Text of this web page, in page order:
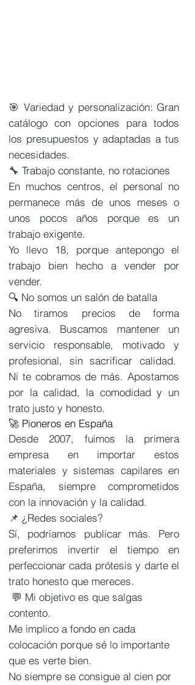
🎯 Variedad y personalización: Gran
catálogo con opciones para todos
los presupuestos y adaptadas a tus
necesidades.
🔧 Trabajo constante, no rotaciones
En muchos centros, el personal no
permanece más de unos meses o
unos pocos años porque es un
trabajo exigente.
Yo llevo 18, porque antepongo el
trabajo bien hecho a vender por
vender.
🔍 No somos un salón de batalla
No tiramos precios de forma
agresiva. Buscamos mantener un
servicio responsable, motivado y
profesional, sin sacrificar calidad.
Ni te cobramos de más. Apostamos
por la calidad, la comodidad y un
trato justo y honesto.
🚀 Pioneros en España
Desde 2007, fuimos la primera
empresa en importar estos
materiales y sistemas capilares en
España, siempre comprometidos
con la innovación y la calidad.
​📌 ¿Redes sociales?
Sí, podríamos publicar más. Pero
preferimos invertir el tiempo en
perfeccionar cada prótesis y darte el
trato honesto que mereces.
💬 Mi objetivo es que salgas
contento.
Me implico a fondo en cada
colocación porque sé lo importante
que es verte bien.
No siempre se consigue al cien por